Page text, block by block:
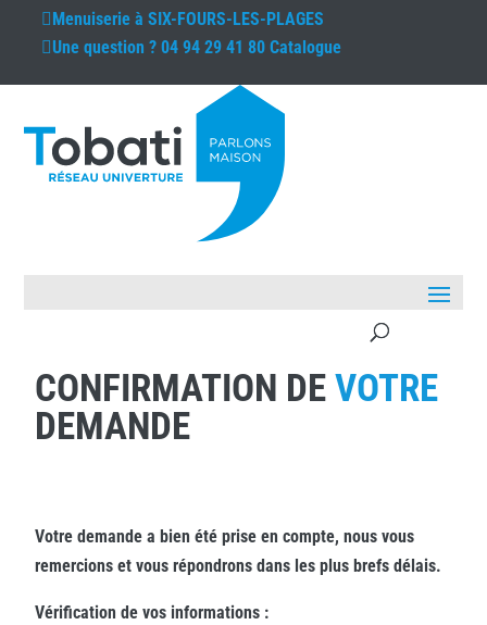
Menuiserie àSIX-FOURS-LES-PLAGES
Une question ?04 94 29 41 80 Catalogue
CONFIRMATION DEVOTRE
DEMANDE
Votre demande a bien été prise en compte, nous vous
remercions et vous répondrons dans les plus brefs délais.
Vérification de vos informations :